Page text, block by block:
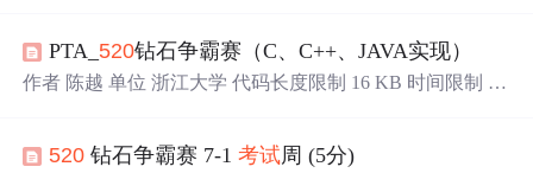
我本来还想着到暑假的时候，留校两个月修炼技术呢。毕
竟，在学校学习的效果还是比在家好的。 这波属实是没机
会了。可惜。。。 在一个： 说明一下我现在所在的
屏上的“四天之后”就对应 4），自动调整公式里的分母
（例如 8/2=4 里面的那个 2）。 输入格式： 输入在一行中
B，其中 X 是满足等式的数字，输出时保留小数点后 1 位
PTA_ 520钻石争霸赛（C、C++、JAVA实现）
作者 陈越 单位 浙江大学 代码长度限制 16 KB 时间限制 40
520 钻石争霸赛 7-1考试周 (5分)